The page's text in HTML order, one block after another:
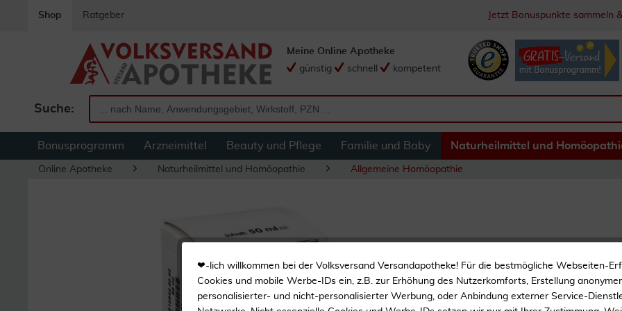
Shop Ratgeber Jetzt Bonuspunkte sammeln
Suche:
Meine Online Apotheke
günstig
schnell kompetent
Bonusprogramm Arzneimittel Beauty und Pflege Familie und Baby Naturheilmittel und
Online Apotheke Naturheilmittel und Homöopathie Allgemeine Homöopathie
Carmi Cyl Ho
❤-lich willkommen bei der Volksversand Versandapotheke! Für die bestmögliche Webseiten-
Cookies und mobile Werbe-IDs ein, z.B. zur Erhöhung des Nutzerkomforts, Erstellung
personalisierter- und nicht-personalisierter Werbung, oder Anbindung externer Service-